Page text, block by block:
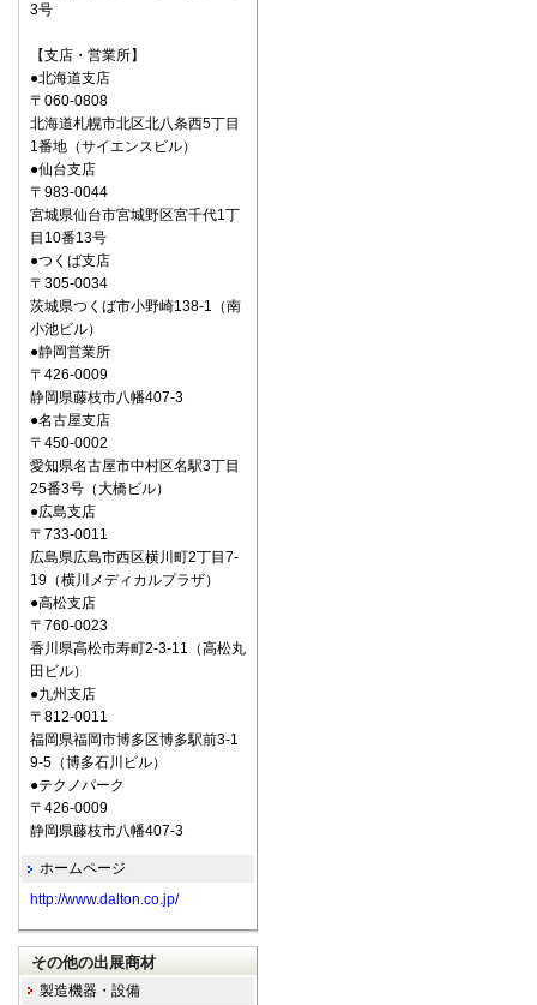
3号
【支店・営業所】
●北海道支店
〒060-0808
北海道札幌市北区北八条西5丁目
1番地（サイエンスビル）
●仙台支店
〒983-0044
宮城県仙台市宮城野区宮千代1丁
目10番13号
●つくば支店
〒305-0034
茨城県つくば市小野崎138-1（南
小池ビル）
●静岡営業所
〒426-0009
静岡県藤枝市八幡407-3
●名古屋支店
〒450-0002
愛知県名古屋市中村区名駅3丁目
25番3号（大橋ビル）
●広島支店
〒733-0011
広島県広島市西区横川町2丁目7-
19（横川メディカルプラザ）
●高松支店
〒760-0023
香川県高松市寿町2-3-11（高松丸
田ビル）
●九州支店
〒812-0011
福岡県福岡市博多区博多駅前3-1
9-5（博多石川ビル）
●テクノパーク
〒426-0009
静岡県藤枝市八幡407-3
ホームページ
http://www.dalton.co.jp/
その他の出展商材
製造機器・設備